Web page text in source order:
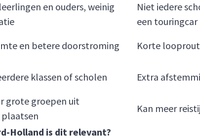
en ouders, weinig
Niet iedere
een touringcar
en betere doorstroming
Korte
klassen of scholen
Extra
grote groepen uit
Kan meer
Holland is dit relevant?